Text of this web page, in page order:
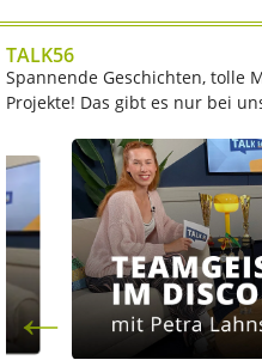
TALK56
Spannende Geschichten, tolle
Projekte! Das gibt es nur bei